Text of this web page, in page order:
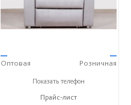
—
Оптовая
—
Розничная
+7 (937) 423-36-37
Показать телефон
Прайс-лист